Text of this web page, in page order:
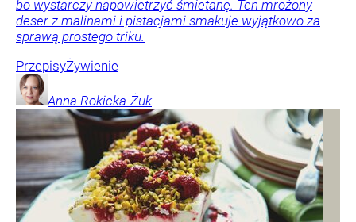
bo wystarczy napowietrzyć śmietanę. Ten mrożony
deser z malinami i pistacjami smakuje wyjątkowo za
sprawą prostego triku.
PrzepisyŻywienie
Anna Rokicka-Żuk